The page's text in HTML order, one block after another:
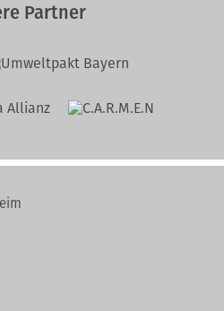
Partner